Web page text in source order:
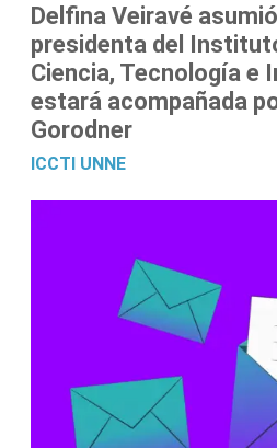
Delfina Veiravé
presidenta del
Ciencia, Tecnología e
estará acompañada
Gorodner
ICCTI UNNE